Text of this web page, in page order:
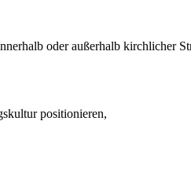
oder außerhalb kirchlicher
positionieren,